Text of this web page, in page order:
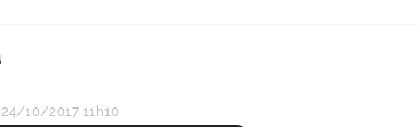
10/2017 11h10